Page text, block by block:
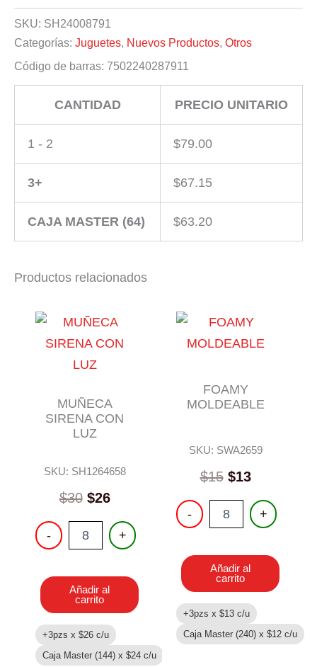
SKU: SH24008791
Categorías: Juguetes, Nuevos Productos, Otros
Código de barras: 7502240287911
CANTIDAD PRECIO UNITARIO
1 - 2 $79.00
3+ $67.15
CAJA MASTER (64) $63.20
Productos relacionados
MUÑECA
SIRENA CON
LUZ
SKU: SH1264658
$30 $26
-
MUÑECA
SIRENA
cantidad
+
Añadir al
carrito
+3pzs x $26 c/u
Caja Master (144) x $24 c/u
FOAMY
MOLDEABLE
SKU: SWA2659
$15 $13
-
FOAMY
MOLDEABLE
+
Añadir al
carrito
+3pzs x $13 c/u
Caja Master (240) x $12 c/u